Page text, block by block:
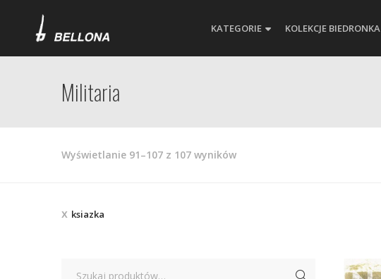
KATEGORIE KOLEKCJE BIEDRONKA
Militaria
Wyświetlanie 91–107 z 107 wynikówPosortowane
ksiazka